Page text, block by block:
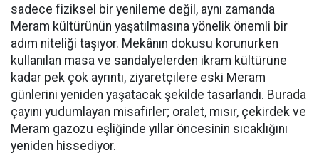
sadece fiziksel bir yenileme değil, aynı zamanda
Meram kültürünün yaşatılmasına yönelik önemli bir
adım niteliği taşıyor. Mekânın dokusu korunurken
kullanılan masa ve sandalyelerden ikram kültürüne
kadar pek çok ayrıntı, ziyaretçilere eski Meram
günlerini yeniden yaşatacak şekilde tasarlandı. Burada
çayını yudumlayan misafirler; oralet, mısır, çekirdek ve
Meram gazozu eşliğinde yıllar öncesinin sıcaklığını
yeniden hissediyor.